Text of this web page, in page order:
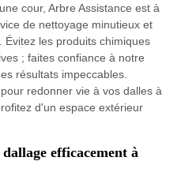
cour, Arbre Assistance est à
de nettoyage minutieux et
les produits chimiques
; faites confiance à notre
résultats impeccables.
redonner vie à vos dalles à
d'un espace extérieur
efficacement à